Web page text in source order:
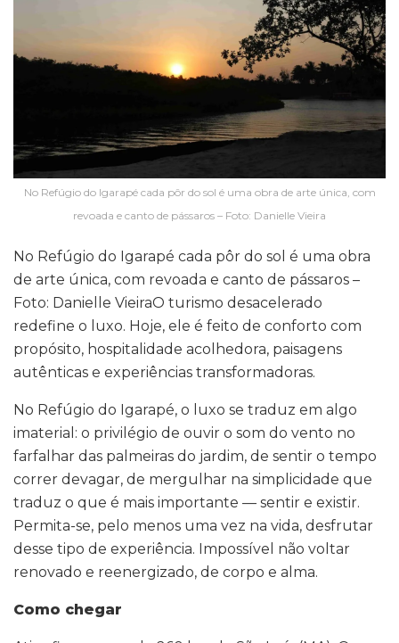
No Refúgio do Igarapé cada pôr do sol é uma obra de arte única, com
revoada e canto de pássaros – Foto: Danielle Vieira
No Refúgio do Igarapé cada pôr do sol é uma obra
de arte única, com revoada e canto de pássaros –
Foto: Danielle VieiraO turismo desacelerado
redefine o luxo. Hoje, ele é feito de conforto com
propósito, hospitalidade acolhedora, paisagens
autênticas e experiências transformadoras.
No Refúgio do Igarapé, o luxo se traduz em algo
imaterial: o privilégio de ouvir o som do vento no
farfalhar das palmeiras do jardim, de sentir o tempo
correr devagar, de mergulhar na simplicidade que
traduz o que é mais importante — sentir e existir.
Permita-se, pelo menos uma vez na vida, desfrutar
desse tipo de experiência. Impossível não voltar
renovado e reenergizado, de corpo e alma.
Como chegar